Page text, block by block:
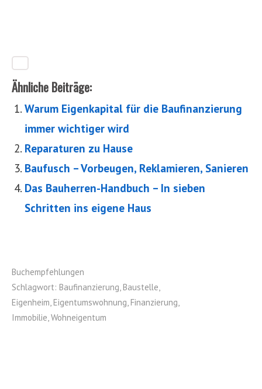
Ähnliche Beiträge:
Warum Eigenkapital für die Baufinanzierung
immer wichtiger wird
Reparaturen zu Hause
Baufusch – Vorbeugen, Reklamieren, Sanieren
Das Bauherren-Handbuch – In sieben
Schritten ins eigene Haus
Buchempfehlungen
Schlagwort: Baufinanzierung, Baustelle,
Eigenheim, Eigentumswohnung, Finanzierung,
Immobilie,Wohneigentum